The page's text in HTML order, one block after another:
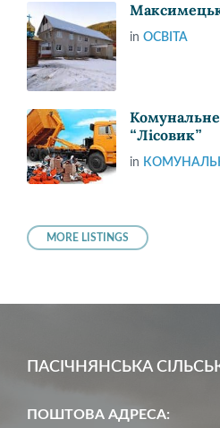
in ОСВІТА
“Лісовик”
in
MORE LISTINGS
ПАСІЧНЯНСЬКА
ПОШТОВА АДРЕСА: